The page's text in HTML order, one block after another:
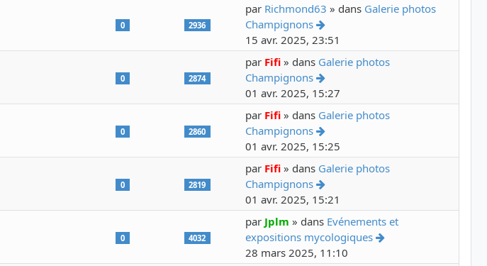
0 2936
par Richmond63 » dans Galerie photos
Champignons
Voir le dernier message
15 avr. 2025, 23:51
0 2874
par Fifi» dans Galerie photos
Champignons
Voir le dernier message
01 avr. 2025, 15:27
0 2860
par Fifi» dans Galerie photos
Champignons
Voir le dernier message
01 avr. 2025, 15:25
0 2819
par Fifi» dans Galerie photos
Champignons
Voir le dernier message
01 avr. 2025, 15:21
0 4032
par Jplm » dans Evénements et
expositions mycologiques
Voir le dernier
28 mars 2025, 11:10